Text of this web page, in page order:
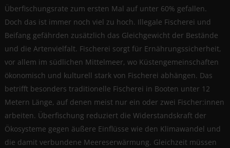
Überfischungsrate zum ersten Mal auf unter 60% gefallen.
Doch das ist immer noch viel zu hoch. Illegale Fischerei und
Beifang gefährden zusätzlich das Gleichgewicht der Bestände
und die Artenvielfalt. Fischerei sorgt für Ernährungssicherheit,
vor allem im südlichen Mittelmeer, wo Küstengemeinschaften
ökonomisch und kulturell stark von Fischerei abhängen. Das
betrifft besonders traditionelle Fischerei in Booten unter 12
Metern Länge, auf denen meist nur ein oder zwei Fischer:innen
arbeiten. Überfischung reduziert die Widerstandskraft der
Ökosysteme gegen äußere Einflüsse wie den Klimawandel und
die damit verbundene Meereserwärmung. Gleichzeit müssen